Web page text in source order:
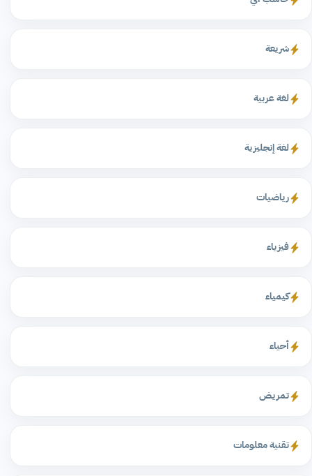
شريعة
لغة عربية
لغة إنجليزية
رياضيات
فيزياء
كيمياء
أحياء
تمريض
تقنية معلومات